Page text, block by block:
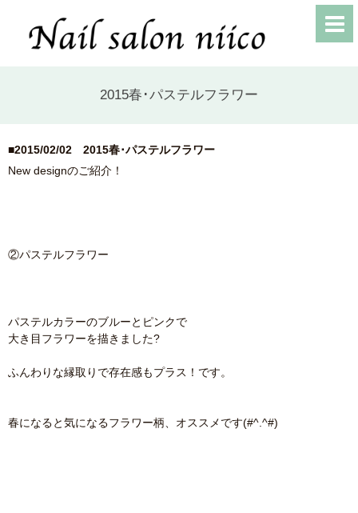
2015春･パステルフラワー
■2015/02/02
2015春･パステルフラワー
New designのご紹介！
②パステルフラワー
パステルカラーのブルーとピンクで
大き目フラワーを描きました?
ふんわりな縁取りで存在感もプラス！です。
春になると気になるフラワー柄、オススメです(#^.^#)